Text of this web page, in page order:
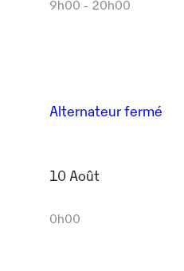
9h00 - 20h00
Alternateur fermé
10 Août
0h00